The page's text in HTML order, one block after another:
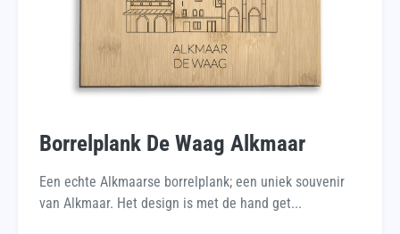
Borrelplank De Waag Alkmaar
Een echte Alkmaarse borrelplank; een uniek souvenir
van Alkmaar. Het design is met de hand get...